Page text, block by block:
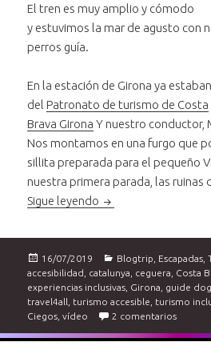
El tren es muy amplio y cómodo
y estuvimos la mar de agusto con
perros guía.
En la estación de Girona ya
del Patronato de turismo de Costa
Brava Girona Y nuestro conductor,
Nos montamos en una furgo que
sillita preparada para el pequeño
nuestra primera parada, las ruinas
Sigue leyendo Un día en família e
Publicado
el
16/07/2019 Categorías
Blogtrip Escapadas ,
accesibilidad
catalunya ceguera Costa
experiencias inclusivas Girona guide dog
travel4all
turismo accesible turismo
Ciegos ,vídeo 2 comentariosen Un